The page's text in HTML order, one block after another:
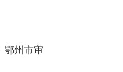
鄂州市审